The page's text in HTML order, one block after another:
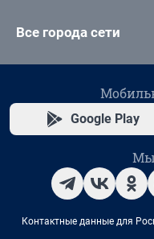
Все города сети
Google Play
Мы
Контактные данные для